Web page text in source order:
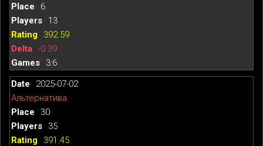
6
13
392.59
-0.39
3:6
2025-07-02
Альтернатива
30
35
391.45